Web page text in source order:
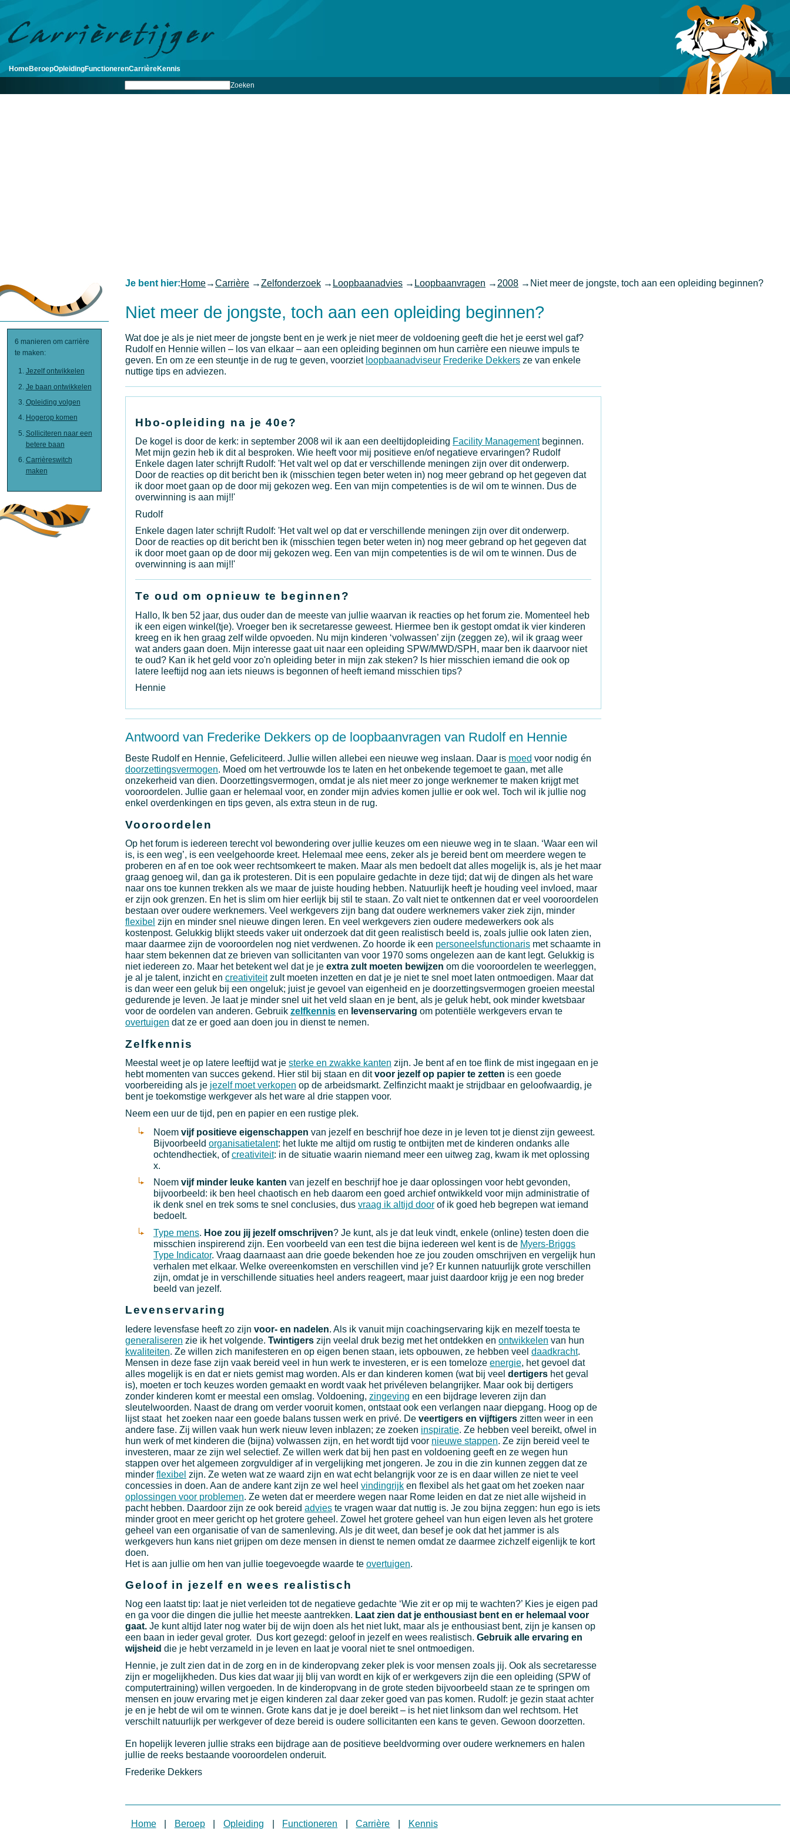
HomeBeroepOpleidingFunctionerenCarrièreKennis
Zoeken
Niet meer de jongste, toch aan een opleiding beginnen?
Wat doe je als je niet meer de jongste bent en je werk je niet meer de voldoening geeft die het je eerst wel gaf?
Rudolf en Hennie willen – los van elkaar – aan een opleiding beginnen om hun carrière een nieuwe impuls te
geven. En om ze een steuntje in de rug te geven, voorziet loopbaanadviseur Frederike Dekkers ze van enkele
nuttige tips en adviezen.
Hbo-opleiding na je 40e?
De kogel is door de kerk: in september 2008 wil ik aan een deeltijdopleiding Facility Managementbeginnen.
Met mijn gezin heb ik dit al besproken. Wie heeft voor mij positieve en/of negatieve ervaringen? Rudolf
Enkele dagen later schrijft Rudolf: 'Het valt wel op dat er verschillende meningen zijn over dit onderwerp.
Door de reacties op dit bericht ben ik (misschien tegen beter weten in) nog meer gebrand op het gegeven dat
ik door moet gaan op de door mij gekozen weg. Een van mijn competenties is de wil om te winnen. Dus de
overwinning is aan mij!!'
Rudolf
Enkele dagen later schrijft Rudolf: 'Het valt wel op dat er verschillende meningen zijn over dit onderwerp.
Door de reacties op dit bericht ben ik (misschien tegen beter weten in) nog meer gebrand op het gegeven dat
ik door moet gaan op de door mij gekozen weg. Een van mijn competenties is de wil om te winnen. Dus de
overwinning is aan mij!!'
Te oud om opnieuw te beginnen?
Hallo, Ik ben 52 jaar, dus ouder dan de meeste van jullie waarvan ik reacties op het forum zie. Momenteel heb
ik een eigen winkel(tje). Vroeger ben ik secretaresse geweest. Hiermee ben ik gestopt omdat ik vier kinderen
kreeg en ik hen graag zelf wilde opvoeden. Nu mijn kinderen ‘volwassen’ zijn (zeggen ze), wil ik graag weer
wat anders gaan doen. Mijn interesse gaat uit naar een opleiding SPW/MWD/SPH, maar ben ik daarvoor niet
te oud? Kan ik het geld voor zo'n opleiding beter in mijn zak steken? Is hier misschien iemand die ook op
latere leeftijd nog aan iets nieuws is begonnen of heeft iemand misschien tips?
Hennie
Antwoord van Frederike Dekkers op de loopbaanvragen van Rudolf en Hennie
Beste Rudolf en Hennie, Gefeliciteerd. Jullie willen allebei een nieuwe weg inslaan. Daar is moed voor nodig én
doorzettingsvermogen. Moed om het vertrouwde los te laten en het onbekende tegemoet te gaan, met alle
onzekerheid van dien. Doorzettingsvermogen, omdat je als niet meer zo jonge werknemer te maken krijgt met
vooroordelen. Jullie gaan er helemaal voor, en zonder mijn advies komen jullie er ook wel. Toch wil ik jullie nog
enkel overdenkingen en tips geven, als extra steun in de rug.
Vooroordelen
Op het forum is iedereen terecht vol bewondering over jullie keuzes om een nieuwe weg in te slaan. ‘Waar een wil
is, is een weg’, is een veelgehoorde kreet. Helemaal mee eens, zeker als je bereid bent om meerdere wegen te
proberen en af en toe ook weer rechtsomkeert te maken. Maar als men bedoelt dat alles mogelijk is, als je het maar
graag genoeg wil, dan ga ik protesteren. Dit is een populaire gedachte in deze tijd; dat wij de dingen als het ware
naar ons toe kunnen trekken als we maar de juiste houding hebben. Natuurlijk heeft je houding veel invloed, maar
er zijn ook grenzen. En het is slim om hier eerlijk bij stil te staan. Zo valt niet te ontkennen dat er veel vooroordelen
bestaan over oudere werknemers. Veel werkgevers zijn bang dat oudere werknemers vaker ziek zijn, minder
flexibel zijn en minder snel nieuwe dingen leren. En veel werkgevers zien oudere medewerkers ook als
kostenpost. Gelukkig blijkt steeds vaker uit onderzoek dat dit geen realistisch beeld is, zoals jullie ook laten zien,
maar daarmee zijn de vooroordelen nog niet verdwenen. Zo hoorde ik een personeelsfunctionaris met schaamte in
haar stem bekennen dat ze brieven van sollicitanten van voor 1970 soms ongelezen aan de kant legt. Gelukkig is
niet iedereen zo. Maar het betekent wel dat je je extra zult moeten bewijzen om die vooroordelen te weerleggen,
je al je talent, inzicht en creativiteitzult moeten inzetten en dat je je niet te snel moet laten ontmoedigen. Maar dat
is dan weer een geluk bij een ongeluk; juist je gevoel van eigenheid en je doorzettingsvermogen groeien meestal
gedurende je leven. Je laat je minder snel uit het veld slaan en je bent, als je geluk hebt, ook minder kwetsbaar
voor de oordelen van anderen. Gebruik zelfkennis en levenservaring om potentiële werkgevers ervan te
overtuigen dat ze er goed aan doen jou in dienst te nemen.
Zelfkennis
Meestal weet je op latere leeftijd wat je sterke en zwakke kanten zijn. Je bent af en toe flink de mist ingegaan en je
hebt momenten van succes gekend. Hier stil bij staan en ditvoor jezelf op papier te zetten is een goede
voorbereiding als je jezelf moet verkopen op de arbeidsmarkt. Zelfinzicht maakt je strijdbaar en geloofwaardig, je
bent je toekomstige werkgever als het ware al drie stappen voor.
Neem een uur de tijd, pen en papier en een rustige plek.
Noem vijf positieve eigenschappen van jezelf en beschrijf hoe deze in je leven tot je dienst zijn geweest.
Bijvoorbeeld organisatietalent: het lukte me altijd om rustig te ontbijten met de kinderen ondanks alle
ochtendhectiek, ofcreativiteit: in de situatie waarin niemand meer een uitweg zag, kwam ik met oplossing
x.
Noem vijf minder leuke kanten van jezelf en beschrijf hoe je daar oplossingen voor hebt gevonden,
bijvoorbeeld: ik ben heel chaotisch en heb daarom een goed archief ontwikkeld voor mijn administratie of
ik denk snel en trek soms te snel conclusies, dus vraag ik altijd door of ik goed heb begrepen wat iemand
bedoelt.
Type mens. Hoe zou jij jezelf omschrijven? Je kunt, als je dat leuk vindt, enkele (online) testen doen die
misschien inspirerend zijn. Een voorbeeld van een test die bijna iedereen wel kent is de Myers-Briggs
Type Indicator. Vraag daarnaast aan drie goede bekenden hoe ze jou zouden omschrijven en vergelijk hun
verhalen met elkaar. Welke overeenkomsten en verschillen vind je? Er kunnen natuurlijk grote verschillen
zijn, omdat je in verschillende situaties heel anders reageert, maar juist daardoor krijg je een nog breder
beeld van jezelf.
Levenservaring
Iedere levensfase heeft zo zijn voor- en nadelen. Als ik vanuit mijn coachingservaring kijk en mezelf toesta te
generaliseren zie ik het volgende. Twintigers zijn veelal druk bezig met het ontdekken en ontwikkelen van hun
kwaliteiten. Ze willen zich manifesteren en op eigen benen staan, iets opbouwen, ze hebben veel daadkracht.
Mensen in deze fase zijn vaak bereid veel in hun werk te investeren, er is een tomeloze energie, het gevoel dat
alles mogelijk is en dat er niets gemist mag worden. Als er dan kinderen komen (wat bij veel dertigers het geval
is), moeten er toch keuzes worden gemaakt en wordt vaak het privéleven belangrijker. Maar ook bij dertigers
zonder kinderen komt er meestal een omslag. Voldoening, zingeving en een bijdrage leveren zijn dan
sleutelwoorden. Naast de drang om verder vooruit komen, ontstaat ook een verlangen naar diepgang. Hoog op de
lijst staat het zoeken naar een goede balans tussen werk en privé. De veertigers en vijftigers zitten weer in een
andere fase. Zij willen vaak hun werk nieuw leven inblazen; ze zoeken inspiratie. Ze hebben veel bereikt, ofwel in
hun werk of met kinderen die (bijna) volwassen zijn, en het wordt tijd voor nieuwe stappen. Ze zijn bereid veel te
investeren, maar ze zijn wel selectief. Ze willen werk dat bij hen past en voldoening geeft en ze wegen hun
stappen over het algemeen zorgvuldiger af in vergelijking met jongeren. Je zou in die zin kunnen zeggen dat ze
minder flexibel zijn. Ze weten wat ze waard zijn en wat echt belangrijk voor ze is en daar willen ze niet te veel
concessies in doen. Aan de andere kant zijn ze wel heel vindingrijk en flexibel als het gaat om het zoeken naar
oplossingen voor problemen. Ze weten dat er meerdere wegen naar Rome leiden en dat ze niet alle wijsheid in
pacht hebben. Daardoor zijn ze ook bereid advies te vragen waar dat nuttig is. Je zou bijna zeggen: hun ego is iets
minder groot en meer gericht op het grotere geheel. Zowel het grotere geheel van hun eigen leven als het grotere
geheel van een organisatie of van de samenleving. Als je dit weet, dan besef je ook dat het jammer is als
werkgevers hun kans niet grijpen om deze mensen in dienst te nemen omdat ze daarmee zichzelf eigenlijk te kort
doen.
Het is aan jullie om hen van jullie toegevoegde waarde te overtuigen.
Geloof in jezelf en wees realistisch
Nog een laatst tip: laat je niet verleiden tot de negatieve gedachte ‘Wie zit er op mij te wachten?’ Kies je eigen pad
en ga voor die dingen die jullie het meeste aantrekken. Laat zien dat je enthousiast bent en er helemaal voor
gaat. Je kunt altijd later nog water bij de wijn doen als het niet lukt, maar als je enthousiast bent, zijn je kansen op
een baan in ieder geval groter. Dus kort gezegd: geloof in jezelf en wees realistisch. Gebruik alle ervaring en
wijsheid die je hebt verzameld in je leven en laat je vooral niet te snel ontmoedigen.
Hennie, je zult zien dat in de zorg en in de kinderopvang zeker plek is voor mensen zoals jij. Ook als secretaresse
zijn er mogelijkheden. Dus kies dat waar jij blij van wordt en kijk of er werkgevers zijn die een opleiding (SPW of
computertraining) willen vergoeden. In de kinderopvang in de grote steden bijvoorbeeld staan ze te springen om
mensen en jouw ervaring met je eigen kinderen zal daar zeker goed van pas komen. Rudolf: je gezin staat achter
je en je hebt de wil om te winnen. Grote kans dat je je doel bereikt – is het niet linksom dan wel rechtsom. Het
verschilt natuurlijk per werkgever of deze bereid is oudere sollicitanten een kans te geven. Gewoon doorzetten.
En hopelijk leveren jullie straks een bijdrage aan de positieve beeldvorming over oudere werknemers en halen
jullie de reeks bestaande vooroordelen onderuit.
Frederike Dekkers
Je bent hier:Home→Carrière →Zelfonderzoek → Loopbaanadvies → Loopbaanvragen → 2008 → Niet meer de jongste, toch aan een opleiding beginnen?
6 manieren om carrière
te maken:
Jezelf ontwikkelen
Je baan ontwikkelen
Opleiding volgen
Hogerop komen
Solliciteren naar een
betere baan
Carrièreswitch
maken
Home Beroep Opleiding Functioneren Carrière Kennis